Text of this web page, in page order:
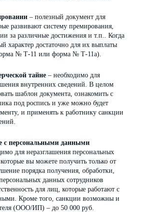
– полезный документ для
развивают систему премирования,
за различные достижения и т.п.. Когда
характер достаточно для их выплаты
№ Т-11 или форма № Т-11а).
тайне – необходимо для
внутренних сведений. В целом
шаблон документа, ознакомить с
под роспись и уже можно будет
и применять к работнику санкции
с персональными данными
для неразглашения персональных
вы можете получить только от
порядка получения, обработки,
данных сотрудников
для лиц, которые работают с
Кроме того, санкции возможны и
(ООО/ИП) – до 50 000 руб.